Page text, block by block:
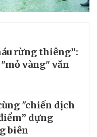
rừng thiêng”:
vàng" văn
"chiến dịch
dựng
biên